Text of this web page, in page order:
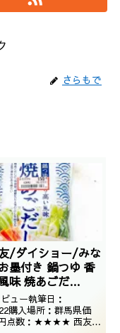
さらもで
/ダイショー/みな
墨付き 鍋つゆ 香
味 焼あごだ
25
ュー執筆日：
購入場所：群馬県価
点数：★★★★ 西友